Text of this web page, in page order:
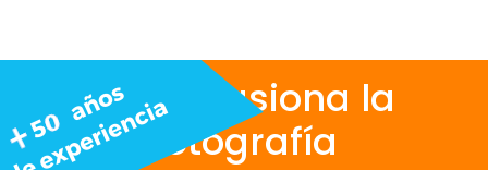
Nos apasiona la
fotografía